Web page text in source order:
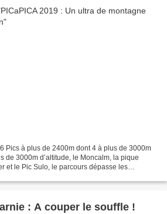
Pics à plus de 2400m dont 4 à plus de 3000m
de 3000m d’altitude, le Moncalm, la pique
et le Pic Sulo, le parcours dépasse les
: A couper le souffle !